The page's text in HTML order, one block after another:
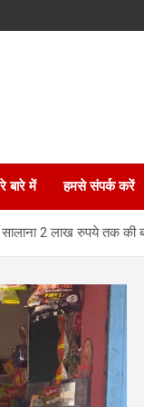
बारे में हमसे संपर्क करें
सालाना 2 लाख रुपये तक